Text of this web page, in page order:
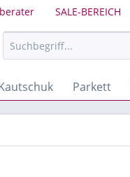
SALE-BEREICH
Parkett